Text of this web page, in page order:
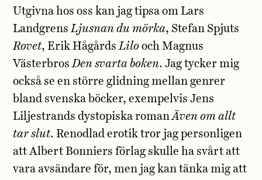
Utgivna hos oss kan jag tipsa om Lars
LandgrensLjusnan du mörka, Stefan Spjuts
Rovet, Erik HågårdsLilo och Magnus
VästerbrosDen svarta boken. Jag tycker mig
också se en större glidning mellan genrer
bland svenska böcker, exempelvis Jens
Liljestrands dystopiska romanÄven om allt
tar slut. Renodlad erotik tror jag personligen
att Albert Bonniers förlag skulle ha svårt att
vara avsändare för, men jag kan tänka mig att